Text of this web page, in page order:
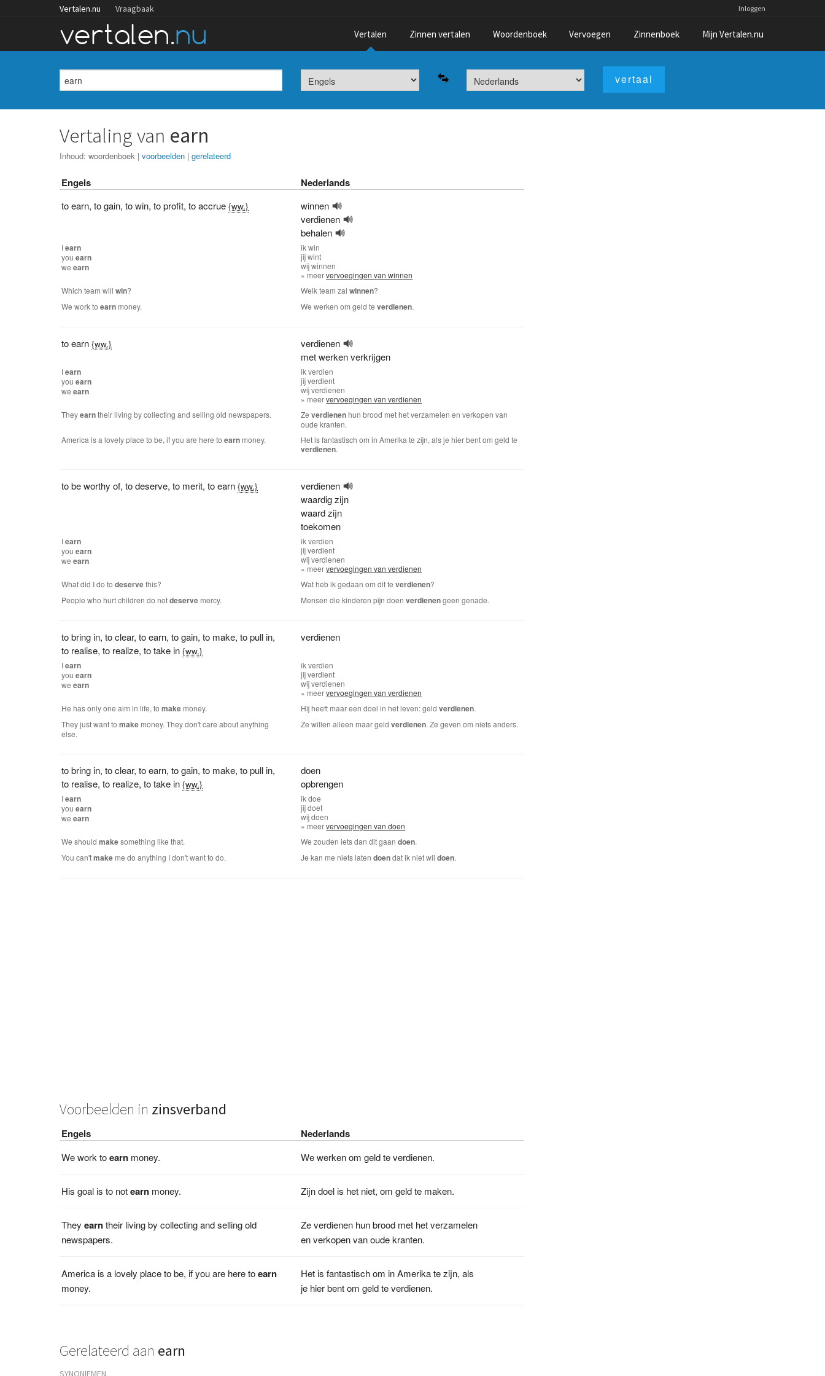
Vertalen.nu Vraagbaak Inloggen
Vertalen Zinnen vertalen Woordenboek Vervoegen Zinnenboek Mijn Vertalen.nu
Vertaling van earn
Inhoud:woordenboek |voorbeelden |gerelateerd
Engels Nederlands
to earn,to gain,to win,to profit,to accrue {ww.}
winnen
verdienen
behalen
Iearn
youearn
weearn
ikwin
jijwint
wijwinnen
» meervervoegingen van winnen
Which team willwin? Welk team zalwinnen?
We work toearn money. We werken om geld teverdienen.
to earn {ww.}
verdienen
met werken verkrijgen
Iearn
youearn
weearn
ikverdien
jijverdient
wijverdienen
» meervervoegingen van verdienen
Theyearntheir living by collecting and selling old newspapers. Zeverdienenhun brood met het verzamelen en verkopen van
oude kranten.
America is a lovely place to be, if you are here toearn money. Het is fantastisch om in Amerika te zijn, als je hier bent om geld te
verdienen.
to be worthy of,to deserve,to merit,to earn {ww.}
verdienen
waardig zijn
waard zijn
toekomen
Iearn
youearn
weearn
ikverdien
jijverdient
wijverdienen
» meervervoegingen van verdienen
What did I do todeservethis? Wat heb ik gedaan om dit teverdienen?
People who hurt children do notdeserve mercy. Mensen die kinderen pijn doenverdienengeen genade.
to bring in,to clear,to earn,to gain,to make,to pull in,
to realise,to realize,to take in {ww.}
verdienen
Iearn
youearn
weearn
ikverdien
jijverdient
wijverdienen
» meervervoegingen van verdienen
He has only one aim in life, tomake money. Hij heeft maar een doel in het leven: geldverdienen.
They just want tomake money. They don't care about anything
else.
Ze willen alleen maar geldverdienen. Ze geven om niets anders.
to bring in,to clear,to earn,to gain,to make,to pull in,
to realise,to realize,to take in {ww.}
doen
opbrengen
Iearn
youearn
weearn
ikdoe
jijdoet
wijdoen
» meervervoegingen van doen
We shouldmakesomething like that. We zouden iets dan dit gaandoen.
You can'tmake me do anything I don't want to do. Je kan me niets latendoendat ik niet wildoen.
Voorbeelden in zinsverband
Engels Nederlands
We work toearn money. We werken om geld te verdienen.
His goal is to notearn money. Zijn doel is het niet, om geld te maken.
Theyearntheir living by collecting and selling old
newspapers.
Ze verdienen hun brood met het verzamelen
en verkopen van oude kranten.
America is a lovely place to be, if you are here toearn
money.
Het is fantastisch om in Amerika te zijn, als
je hier bent om geld te verdienen.
Gerelateerd aan earn
SYNONIEMEN